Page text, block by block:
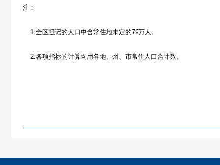
注：
1.全区登记的人口中含常住地未定的79万人。
2.各项指标的计算均用各地、州、市常住人口合计数。